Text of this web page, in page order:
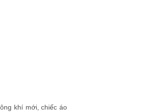
khí mới, chiếc áo